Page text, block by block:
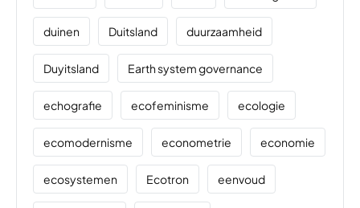
duinen Duitsland duurzaamheid
Duyitsland Earth system governance
echografie ecofeminisme ecologie
ecomodernisme econometrie economie
ecosystemen Ecotron eenvoud